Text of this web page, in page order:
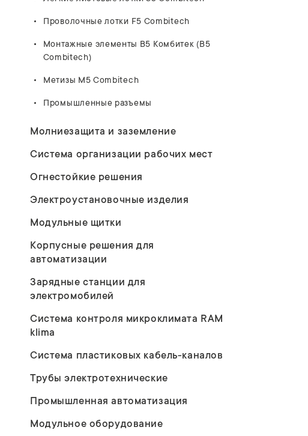
Проволочные лотки F5 Combitech
Монтажные элементы В5 Комбитек (B5
Combitech)
Метизы M5 Combitech
Промышленные разъемы
Молниезащита и заземление
Система организации рабочих мест
Огнестойкие решения
Электроустановочные изделия
Модульные щитки
Корпусные решения для
автоматизации
Зарядные станции для
электромобилей
Система контроля микроклимата RAM
klima
Система пластиковых кабель-каналов
Трубы электротехнические
Промышленная автоматизация
Модульное оборудование